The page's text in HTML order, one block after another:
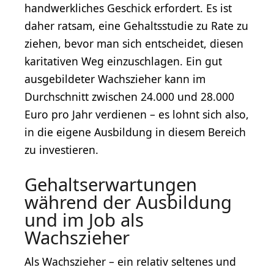
handwerkliches Geschick erfordert. Es ist
daher ratsam, eine Gehaltsstudie zu Rate zu
ziehen, bevor man sich entscheidet, diesen
karitativen Weg einzuschlagen. Ein gut
ausgebildeter Wachszieher kann im
Durchschnitt zwischen 24.000 und 28.000
Euro pro Jahr verdienen – es lohnt sich also,
in die eigene Ausbildung in diesem Bereich
zu investieren.
Gehaltserwartungen
während der Ausbildung
und im Job als
Wachszieher
Als Wachszieher – ein relativ seltenes und